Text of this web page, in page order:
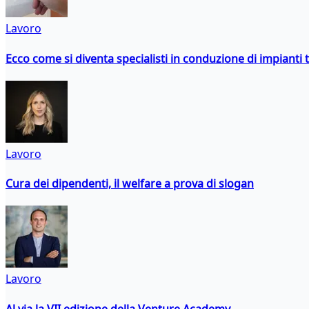
Lavoro
Ecco come si diventa specialisti in conduzione di impianti
Lavoro
Cura dei dipendenti, il welfare a prova di slogan
Lavoro